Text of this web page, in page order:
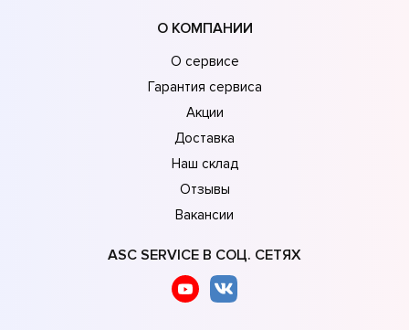
О КОМПАНИИ
О сервисе
Гарантия сервиса
Акции
Доставка
Наш склад
Отзывы
Вакансии
ASC SERVICE В СОЦ. СЕТЯХ